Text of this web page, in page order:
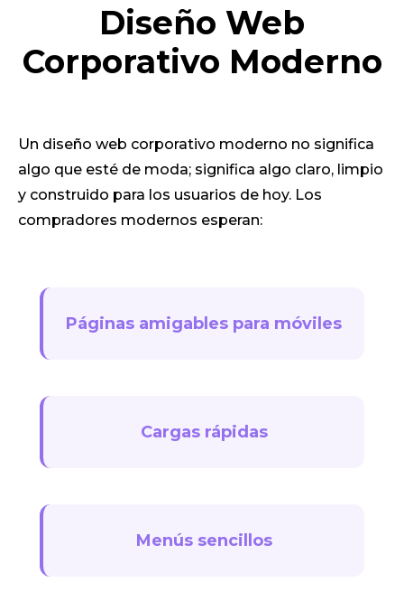
Diseño Web
Corporativo Moderno
Un diseño web corporativo moderno no significa
algo que esté de moda; significa algo claro, limpio
y construido para los usuarios de hoy. Los
compradores modernos esperan:
Páginas amigables para móviles
Cargas rápidas
Menús sencillos